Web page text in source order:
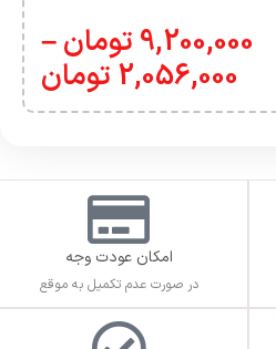
9,200,000 تومان–
2,056,000 تومان
امکان عودت وجه
در صورت عدم تکمیل به موقع